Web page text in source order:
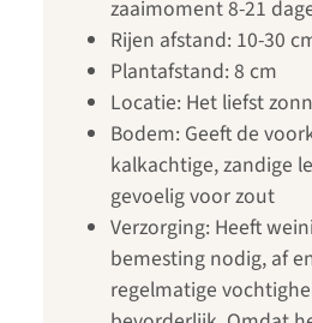
zaaimoment 8-21
Rijen afstand: 10-30
Plantafstand: 8 cm
Locatie: Het liefst
Bodem: Geeft de
kalkachtige, zandige
gevoelig voor zout
Verzorging: Heeft
bemesting nodig, af
regelmatige